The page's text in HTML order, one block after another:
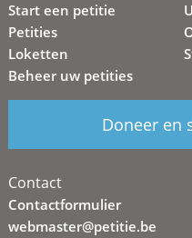
Start een petitie
Petities
Loketten
Beheer uw petities
Doneer en
Contact
Contactformulier
webmaster@petitie.be